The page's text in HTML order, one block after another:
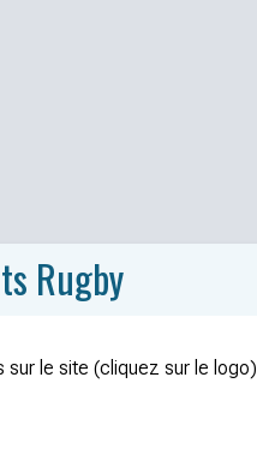
Rugby
le site (cliquez sur le logo)